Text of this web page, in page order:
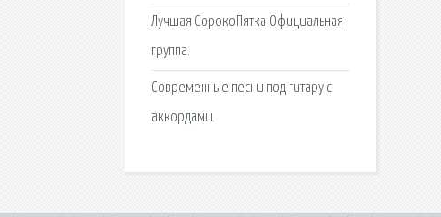
Лучшая СорокоПятка Официальная
группа.
Современные песни под гитару с
аккордами.